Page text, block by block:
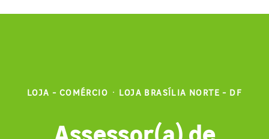
LOJA - COMÉRCIO · LOJA BRASÍLIA NORTE - DF